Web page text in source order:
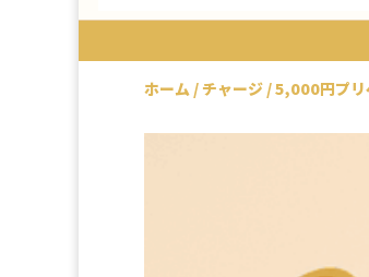
ホーム / チャージ / 5,000円プ